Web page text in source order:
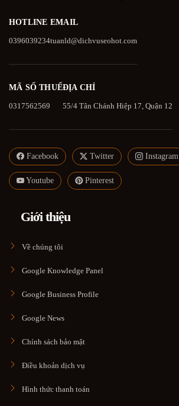
HOTLINE
0396039234
EMAIL
tuanld@dichvuseohot.com
MÃ SỐ THUẾ
0317562569
ĐỊA CHỈ
55/4 Tân Chánh Hiệp 17, Quận 12
Facebook Twitter Instagram
Youtube Pinterest
Giới thiệu
Về chúng tôi
Google Knowledge Panel
Google Business Profile
Google News
Chính sách bảo mật
Điều khoản dịch vụ
Hình thức thanh toán